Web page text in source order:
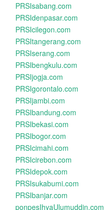
PRSIsabang.com
PRSIdenpasar.com
PRSIcilegon.com
PRSItangerang.com
PRSIserang.com
PRSIbengkulu.com
PRSIjogja.com
PRSIgorontalo.com
PRSIjambi.com
PRSIbandung.com
PRSIbekasi.com
PRSIbogor.com
PRSIcimahi.com
PRSIcirebon.com
PRSIdepok.com
PRSIsukabumi.com
PRSIbanjar.com
ponpesIhyaUlumuddin.com